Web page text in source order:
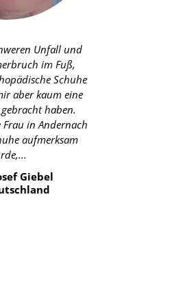
Unfall und
im Fuß,
Schuhe
aber kaum eine
haben.
in Andernach
aufmerksam
Giebel